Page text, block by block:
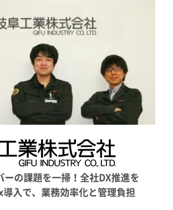
ーの課題を一掃！全社DX推進を
入で、業務効率化と管理負担